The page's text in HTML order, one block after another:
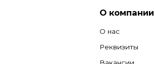
О компании
О нас
Реквизиты